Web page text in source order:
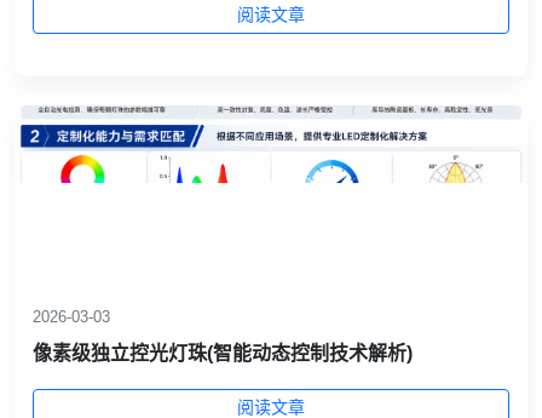
阅读文章
2026-03-03
像素级独立控光灯珠(智能动态控制技术解析)
阅读文章